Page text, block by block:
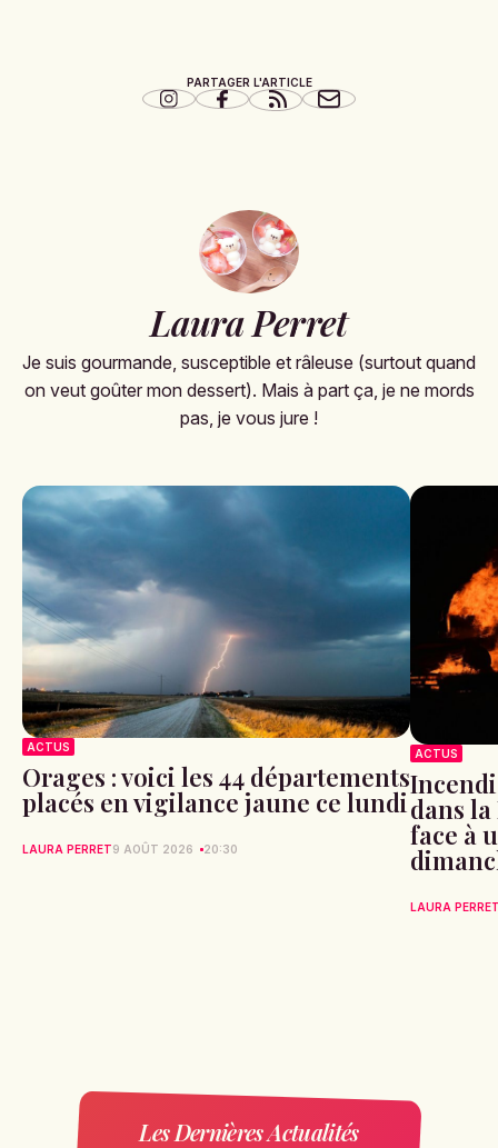
PARTAGER L'ARTICLE
Laura Perret
Je suis gourmande, susceptible et râleuse (surtout quand
on veut goûter mon dessert). Mais à part ça, je ne mords
pas, je vous jure !
ACTUS
Orages : voici les 44 départements
placés en vigilance jaune ce lundi
LAURA PERRET9 AOÛT 2026 20:30
ACTUS
dans
face à
LAURA
Les Dernières Actualités